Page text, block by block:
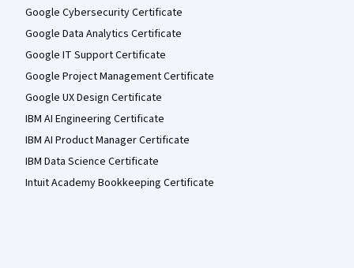
Google Cybersecurity Certificate
Google Data Analytics Certificate
Google IT Support Certificate
Google Project Management Certificate
Google UX Design Certificate
IBM AI Engineering Certificate
IBM AI Product Manager Certificate
IBM Data Science Certificate
Intuit Academy Bookkeeping Certificate